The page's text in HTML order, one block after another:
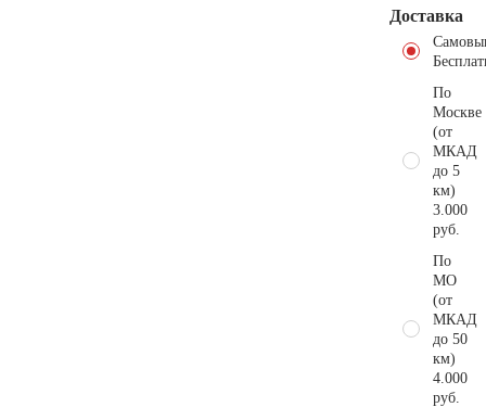
Доставка
По
Москве
(от
МКАД
до 5
км)
3.000
руб.
По
МО
(от
МКАД
до 50
км)
4.000
руб.